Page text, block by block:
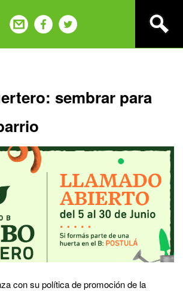
sembrar para
con su política de promoción de la